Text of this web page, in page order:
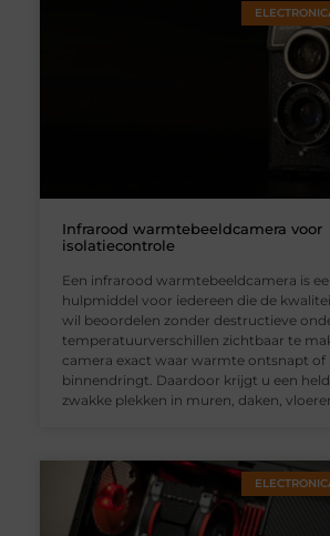
Infrarood warmtebeeldcamera voor
isolatiecontrole
Een infrarood warmtebeeldcamera is
hulpmiddel voor iedereen die de
wil beoordelen zonder destructieve
temperatuurverschillen zichtbaar te
camera exact waar warmte ontsnapt of
binnendringt. Daardoor krijgt u een
zwakke plekken in muren, daken,